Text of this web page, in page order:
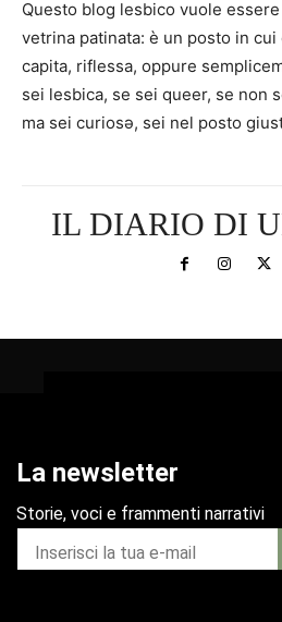
Questo blog lesbico vuole
vetrina patinata: è un posto in
capita, riflessa, oppure
sei lesbica, se sei queer, se non
ma sei curiosə, sei nel posto
IL DIARIO DI